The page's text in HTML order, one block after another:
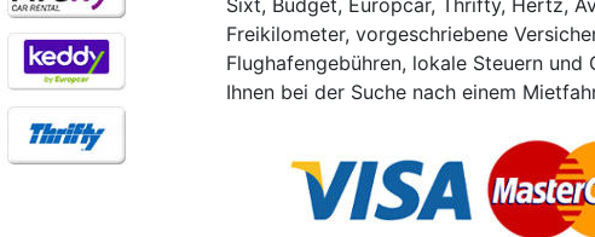
Freikilometer, vorgeschriebene
Flughafengebühren, lokale Steuern
Ihnen bei der Suche nach einem